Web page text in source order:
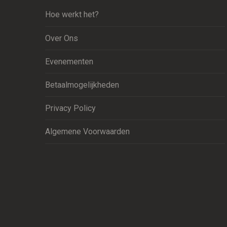
Hoe werkt het?
Over Ons
Evenementen
Betaalmogelijkheden
Privacy Policy
Algemene Voorwaarden